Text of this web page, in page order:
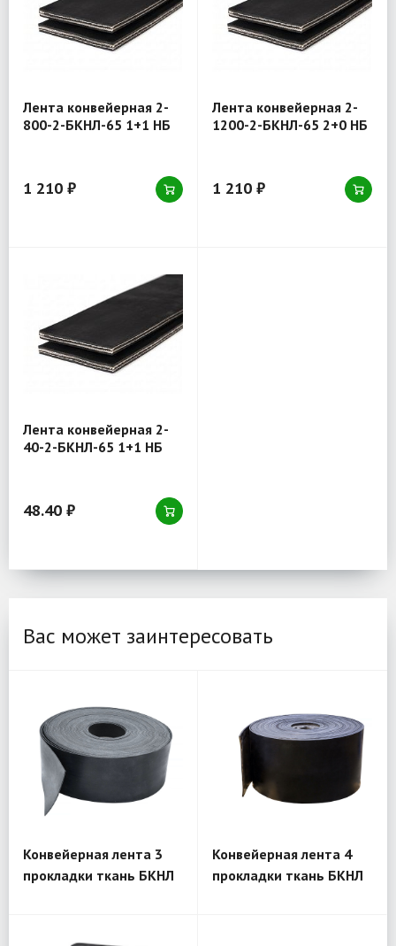
Лента конвейерная 2-
800-2-БКНЛ-65 1+1 НБ
1 210 ₽
Лента конвейерная 2-
1200-2-БКНЛ-65 2+0 НБ
1 210 ₽
Лента конвейерная 2-
40-2-БКНЛ-65 1+1 НБ
48.40 ₽
Вас может заинтересовать
Конвейерная лента 3
прокладки ткань БКНЛ
Конвейерная лента 4
прокладки ткань БКНЛ